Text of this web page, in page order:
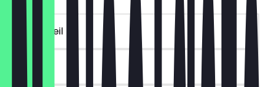
~18 € Vorteil
30 Tage